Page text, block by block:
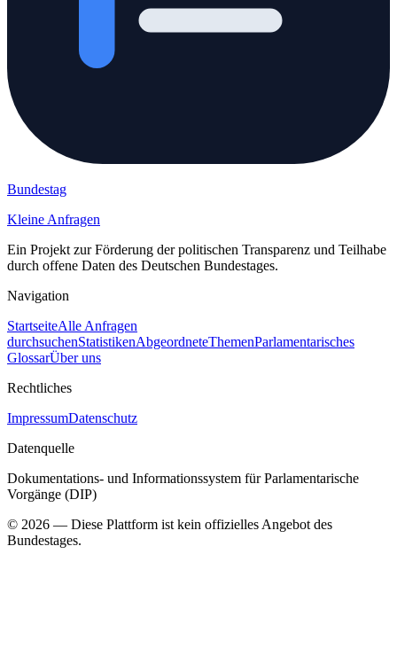
Bundestag
Kleine Anfragen
Ein Projekt zur Förderung der politischen Transparenz und Teilhabe
durch offene Daten des Deutschen Bundestages.
Navigation
StartseiteAlle Anfragen
durchsuchenStatistikenAbgeordneteThemenParlamentarisches
GlossarÜber uns
Rechtliches
ImpressumDatenschutz
Datenquelle
Dokumentations- und Informationssystem für Parlamentarische
Vorgänge (DIP)
© 2026 — Diese Plattform ist kein offizielles Angebot des
Bundestages.